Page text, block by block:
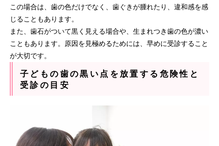
この場合は、歯の色だけでなく、歯ぐきが腫れたり、違和感を感
じることもあります。
また、歯石がついて黒く見える場合や、生まれつき歯の色が濃い
こともあります。原因を見極めるためには、早めに受診すること
が大切です。
子どもの歯の黒い点を放置する危険性と
受診の目安